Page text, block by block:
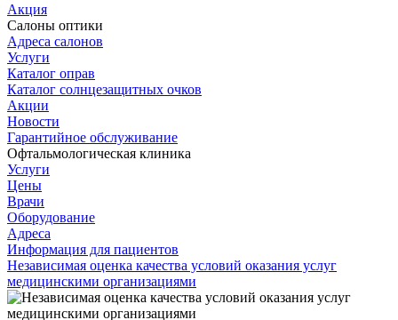
Акция
Салоны оптики
Адреса салонов
Услуги
Каталог оправ
Каталог солнцезащитных очков
Акции
Новости
Гарантийное обслуживание
Офтальмологическая клиника
Услуги
Цены
Врачи
Оборудование
Адреса
Информация для пациентов
Независимая оценка качества условий оказания услуг
медицинскими организациями